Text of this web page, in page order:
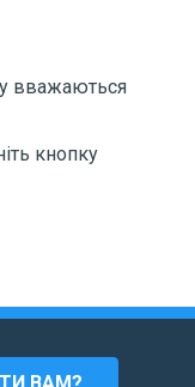
вважаються
кнопку